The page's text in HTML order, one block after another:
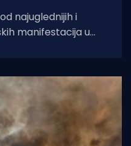
najuglednijih i
manifestacija u